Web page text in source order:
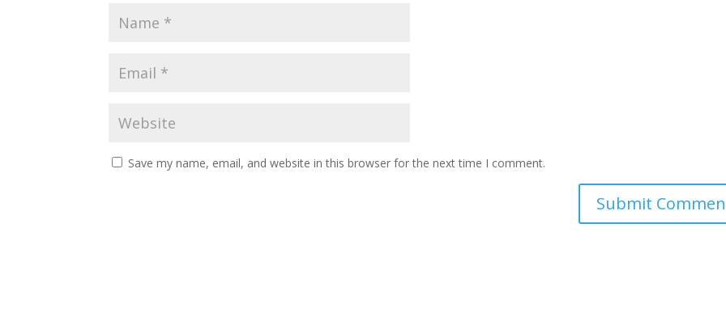
Save my name, email, and website in this browser for the next time I comment.